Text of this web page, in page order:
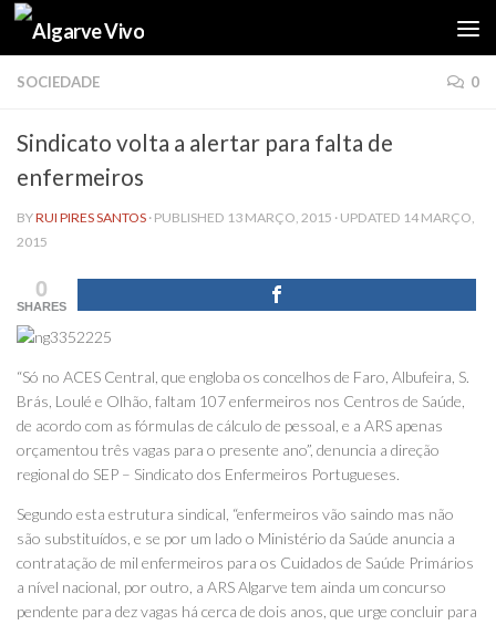
Skip to content
SOCIEDADE 0
Sindicato volta a alertar para falta de
enfermeiros
BYRUI PIRES SANTOS · PUBLISHED 13 MARÇO, 2015 · UPDATED 14 MARÇO,
2015
0
SHARES
“Só no ACES Central, que engloba os concelhos de Faro, Albufeira, S.
Brás, Loulé e Olhão, faltam 107 enfermeiros nos Centros de Saúde,
de acordo com as fórmulas de cálculo de pessoal, e a ARS apenas
orçamentou três vagas para o presente ano”, denuncia a direção
regional do SEP – Sindicato dos Enfermeiros Portugueses.
Segundo esta estrutura sindical, “enfermeiros vão saindo mas não
são substituídos, e se por um lado o Ministério da Saúde anuncia a
contratação de mil enfermeiros para os Cuidados de Saúde Primários
a nível nacional, por outro, a ARS Algarve tem ainda um concurso
pendente para dez vagas há cerca de dois anos, que urge concluir para